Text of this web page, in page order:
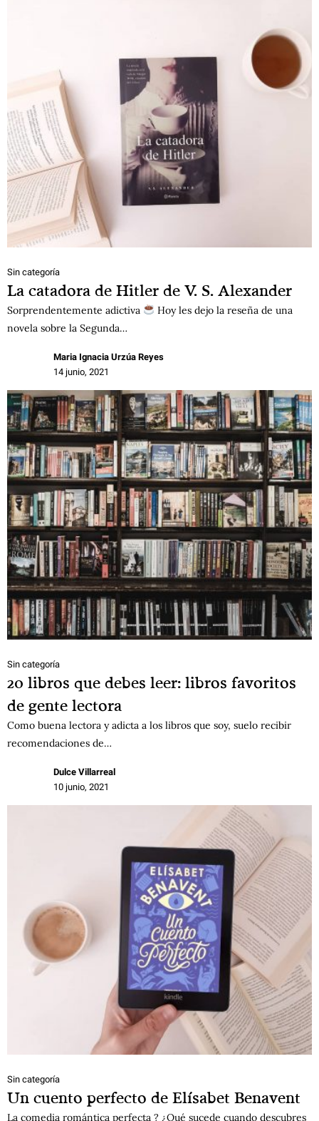
Sin categoría
La catadora de Hitler de V. S. Alexander
Sorprendentemente adictiva
Hoy les dejo la reseña de una
novela sobre la Segunda…
Maria Ignacia Urzúa Reyes
14 junio, 2021
Sin categoría
20 libros que debes leer: libros favoritos
de gente lectora
Como buena lectora y adicta a los libros que soy, suelo recibir
recomendaciones de…
Dulce Villarreal
10 junio, 2021
Sin categoría
Un cuento perfecto de Elísabet Benavent
La comedia romántica perfecta ? ¿Qué sucede cuando descubres